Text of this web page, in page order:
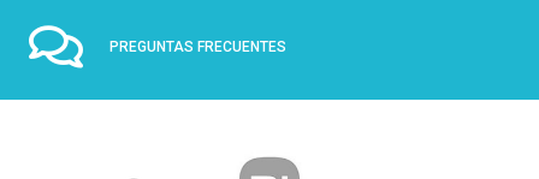
PREGUNTAS FRECUENTES